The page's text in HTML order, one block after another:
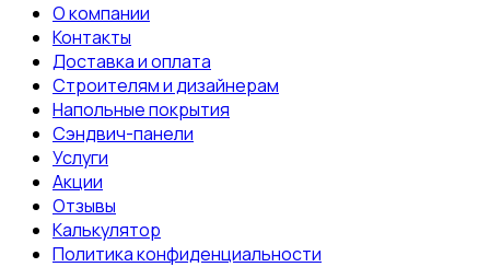
О компании
Контакты
Доставка и оплата
Строителям и дизайнерам
Напольные покрытия
Сэндвич-панели
Услуги
Акции
Отзывы
Калькулятор
Политика конфиденциальности